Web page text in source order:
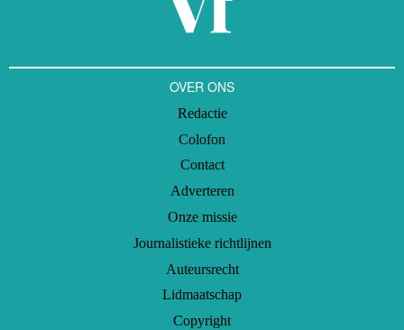
OVER ONS
Redactie
Colofon
Contact
Adverteren
Onze missie
Journalistieke richtlijnen
Auteursrecht
Lidmaatschap
Copyright